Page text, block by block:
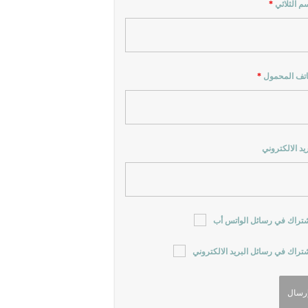
الثلاثي *
المحمول *
الالكتروني
في رسائل الواتس أب
في رسائل البريد الالكتروني